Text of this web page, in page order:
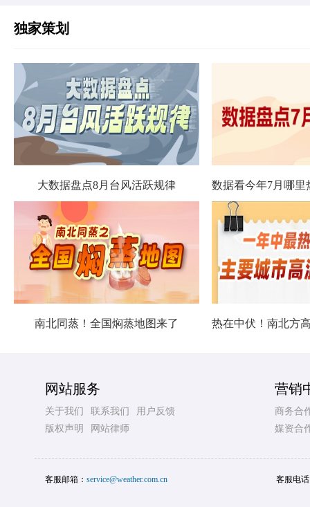
独家策划
大数据盘点8月台风活跃规律
南北同蒸！全国焖蒸地图来了
网站服务
关于我们 联系我们
用户反馈
版权声明
网站律师
营销
商务合
媒资合
客服邮箱： service@weather.com.cn 客服电